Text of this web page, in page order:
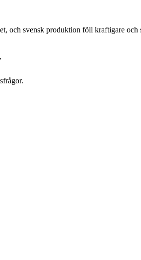
och svensk produktion föll kraftigare